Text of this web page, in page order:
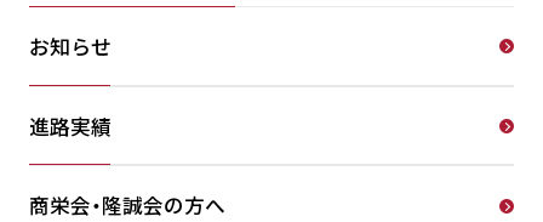
お知らせ
進路実績
商栄会・隆誠会の方へ